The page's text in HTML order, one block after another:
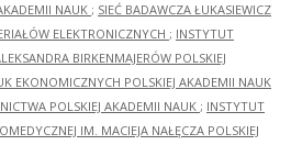
NAUK ; SIEĆ BADAWCZA ŁUKASIEWICZ
ELEKTRONICZNYCH ; INSTYTUT
BIRKENMAJERÓW POLSKIEJ
EKONOMICZNYCH POLSKIEJ AKADEMII NAUK
POLSKIEJ AKADEMII NAUK ; INSTYTUT
IM. MACIEJA NAŁĘCZA POLSKIEJ